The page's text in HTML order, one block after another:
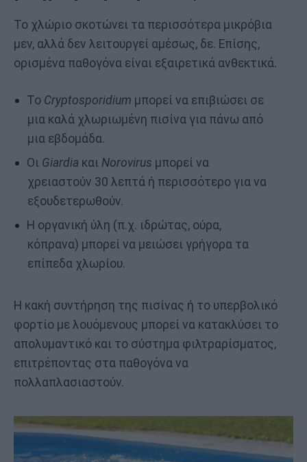
Το χλώριο σκοτώνει τα περισσότερα μικρόβια
μεν, αλλά δεν λειτουργεί αμέσως, δε. Επίσης,
ορισμένα παθογόνα είναι εξαιρετικά ανθεκτικά.
Το Cryptosporidium μπορεί να επιβιώσει σε
μια καλά χλωριωμένη πισίνα για πάνω από
μια εβδομάδα.
Οι Giardia και Norovirus μπορεί να
χρειαστούν 30 λεπτά ή περισσότερο για να
εξουδετερωθούν.
Η οργανική ύλη (π.χ. ιδρώτας, ούρα,
κόπρανα) μπορεί να μειώσει γρήγορα τα
επίπεδα χλωρίου.
Η κακή συντήρηση της πισίνας ή το υπερβολικό
φορτίο με λουόμενους μπορεί να κατακλύσει το
απολυμαντικό και το σύστημα φιλτραρίσματος,
επιτρέποντας στα παθογόνα να
πολλαπλασιαστούν.